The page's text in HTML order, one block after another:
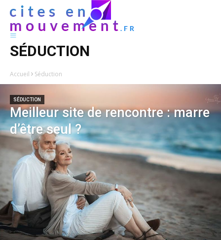
SÉDUCTION
Accueil Séduction
SÉDUCTION
Meilleur site de rencontre : marre
d’être seul ?